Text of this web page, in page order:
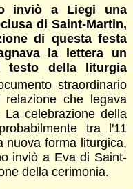
inviò a Liegi una
di Saint-Martin,
di questa festa
la lettera un
testo della liturgia
straordinario
che legava
celebrazione della
tra l'11
nuova forma liturgica,
inviò a Eva di Saint-
della cerimonia.